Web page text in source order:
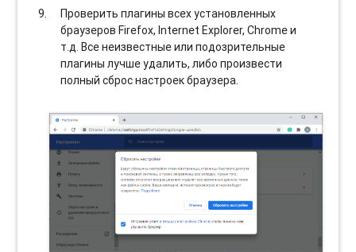
Проверить плагины всех установленных
браузеров Firefox, Internet Explorer, Chrome и
т.д. Все неизвестные или подозрительные
плагины лучше удалить, либо произвести
полный сброс настроек браузера.